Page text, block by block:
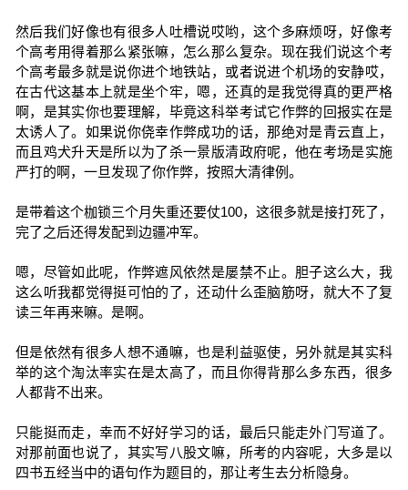
然后我们好像也有很多人吐槽说哎哟，这个多麻烦呀，好像考
个高考用得着那么紧张嘛，怎么那么复杂。现在我们说这个考
个高考最多就是说你进个地铁站，或者说进个机场的安静哎，
在古代这基本上就是坐个牢，嗯，还真的是我觉得真的更严格
啊，是其实你也要理解，毕竟这科举考试它作弊的回报实在是
太诱人了。如果说你侥幸作弊成功的话，那绝对是青云直上，
而且鸡犬升天是所以为了杀一景版清政府呢，他在考场是实施
严打的啊，一旦发现了你作弊，按照大清律例。
是带着这个枷锁三个月失重还要仗100，这很多就是接打死了，
完了之后还得发配到边疆冲军。
嗯，尽管如此呢，作弊遮风依然是屡禁不止。胆子这么大，我
这么听我都觉得挺可怕的了，还动什么歪脑筋呀，就大不了复
读三年再来嘛。是啊。
但是依然有很多人想不通嘛，也是利益驱使，另外就是其实科
举的这个淘汰率实在是太高了，而且你得背那么多东西，很多
人都背不出来。
只能挺而走，幸而不好好学习的话，最后只能走外门写道了。
对那前面也说了，其实写八股文嘛，所考的内容呢，大多是以
四书五经当中的语句作为题目的，那让考生去分析隐身。